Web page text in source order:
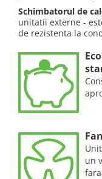
Schimbatorul de
unitatii externe -
de rezistenta la
un